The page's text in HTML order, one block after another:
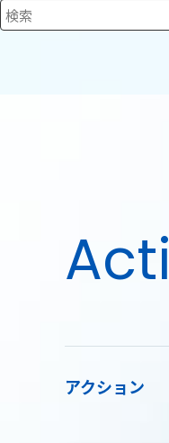
検索キーワード入力
アクション